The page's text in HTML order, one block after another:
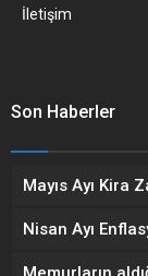
İletişim
Son Haberler
Mayıs Ayı Kira
Nisan Ayı